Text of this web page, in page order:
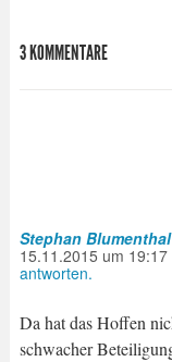
3 KOMMENTARE
Stephan Blumenthal
15.11.2015 um 19:17
antworten.
Da hat das Hoffen
schwacher